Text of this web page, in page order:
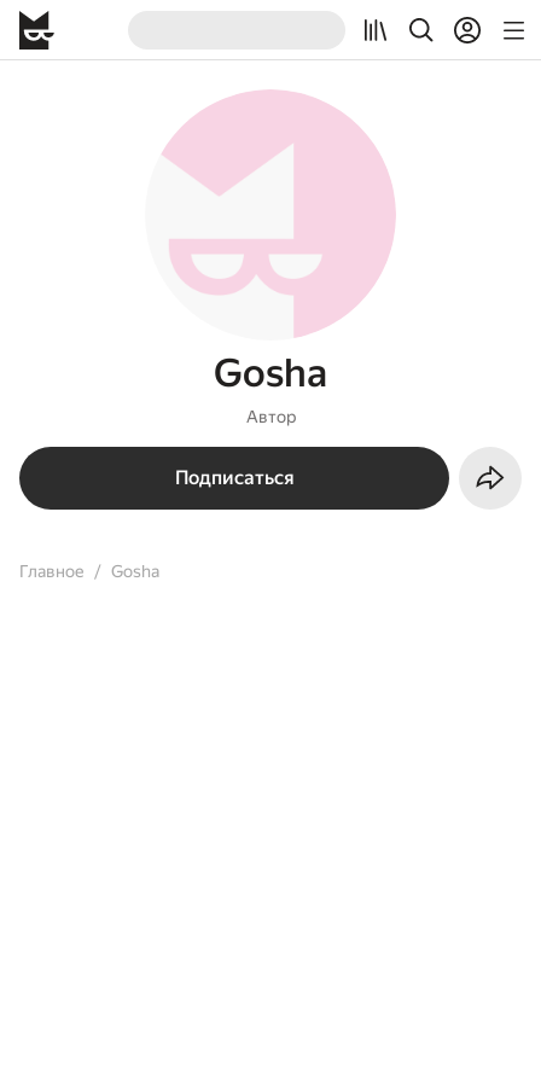
Gosha
Автор
Подписаться
Главное Gosha